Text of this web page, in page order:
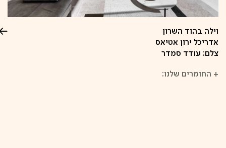
וילה בהוד השרון
אדריכל ירון אטיאס
צלם: עודד סמדר
+ החומרים שלנו: